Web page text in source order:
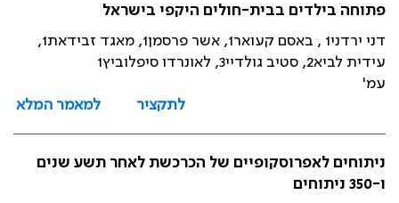
פתוחה בילדים בבית-חולים היקפי בישראל
דני ירדני1 , באסם קעואר1, אשר פרסמן1, מאגד זבידאת1,
עידית לביא2, סטיב גולדיי3, לאונרדו סיפלוביץ1
עמ'
לתקציר
למאמר המלא
ניתוחים לאפרוסקופיים של הכרכשת לאחר תשע שנים
ו-350 ניתוחים